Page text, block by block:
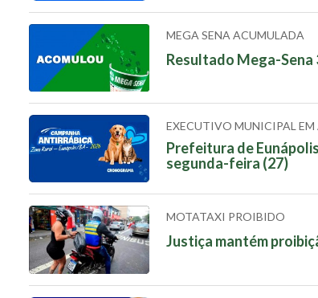
MEGA SENA ACUMULADA
Resultado Mega-Sena
EXECUTIVO MUNICIPAL
Prefeitura de
segunda-feira (27)
MOTATAXI PROIBIDO
Justiça mantém